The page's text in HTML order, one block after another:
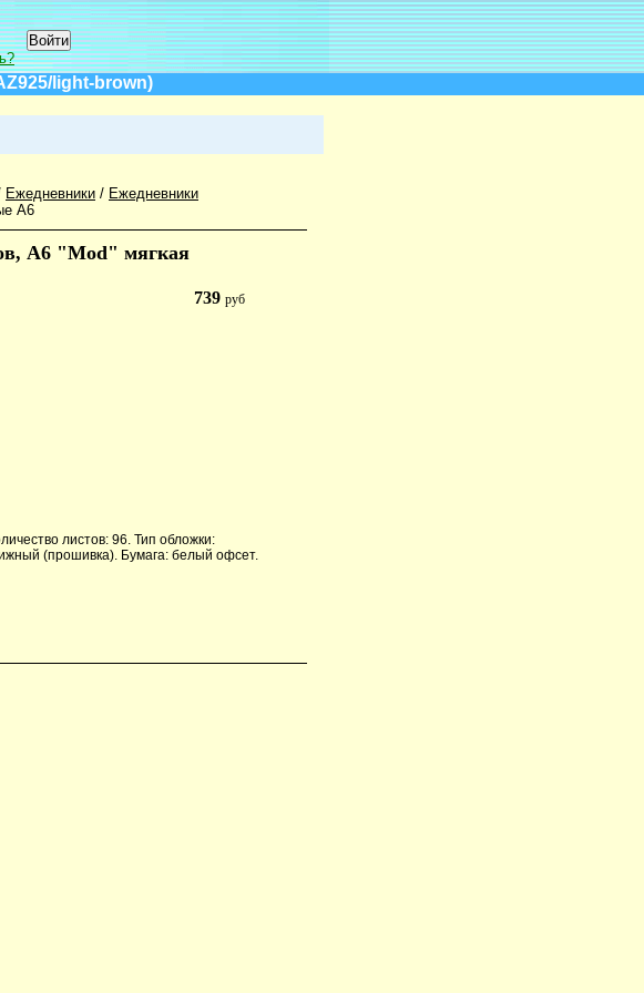
light-brown)
Ежедневники / Ежедневники
А6
А6 "Mod" мягкая
739руб
листов: 96. Тип обложки:
(прошивка). Бумага: белый офсет.